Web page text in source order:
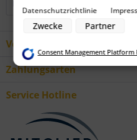
Vorteile
Zahlungsarten
Service Hotline
Zwecke der Datenverarbeitung
Speichern von oder Zugriff auf
Verwendung von Profilen zur
Verwendung von Profilen zur
Messung der Performance von
Analyse von Zielgruppen durch
Entwicklung und Verbesserung
Verwendung reduzierter Daten
Besondere Features:
Datenschutzrichtlinie
Zwecke Partner
Consent Management